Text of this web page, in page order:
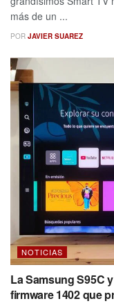
más de un ...
POR JAVIER SUAREZ
NOTICIAS
La Samsung S95C
firmware 1402 que